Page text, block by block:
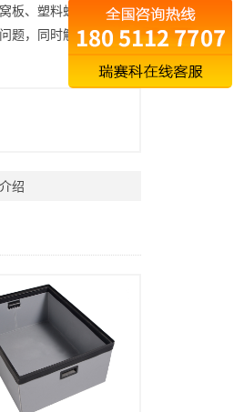
板、塑料蜂窝板等。中
题，同时解决了铝蜂窝
绍